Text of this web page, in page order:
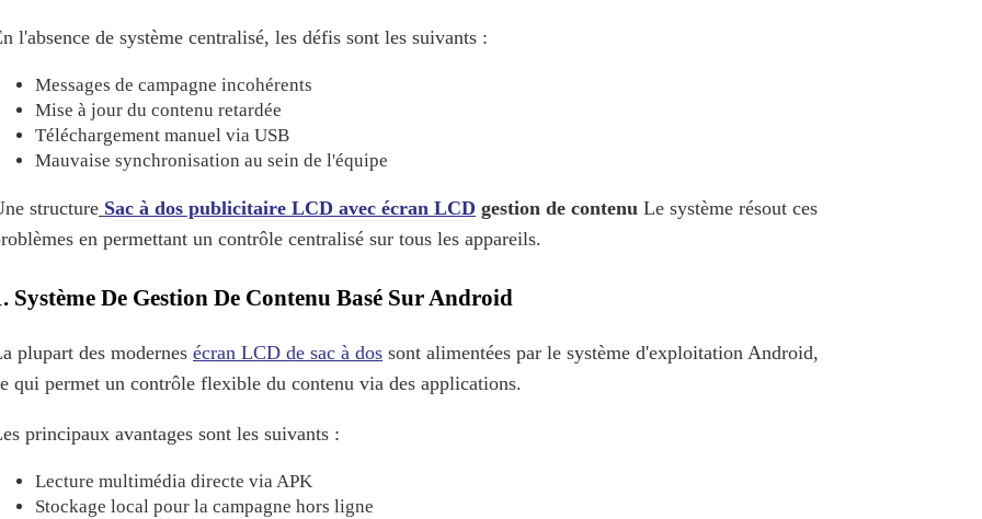
l'absence de système centralisé, les défis sont les suivants :
Messages de campagne incohérents
Mise à jour du contenu retardée
Téléchargement manuel via USB
Mauvaise synchronisation au sein de l'équipe
structure Sac à dos publicitaire LCD avec écran LCD gestion de contenu Le système résout ces
en permettant un contrôle centralisé sur tous les appareils.
Système De Gestion De Contenu Basé Sur Android
plupart des modernes écran LCD de sac à dos sont alimentées par le système d'exploitation Android,
qui permet un contrôle flexible du contenu via des applications.
principaux avantages sont les suivants :
Lecture multimédia directe via APK
Stockage local pour la campagne hors ligne